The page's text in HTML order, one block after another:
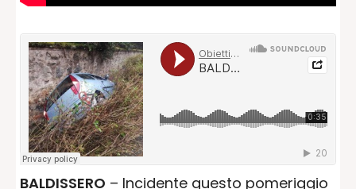
BALDISSERO – Incidente questo pomeriggio